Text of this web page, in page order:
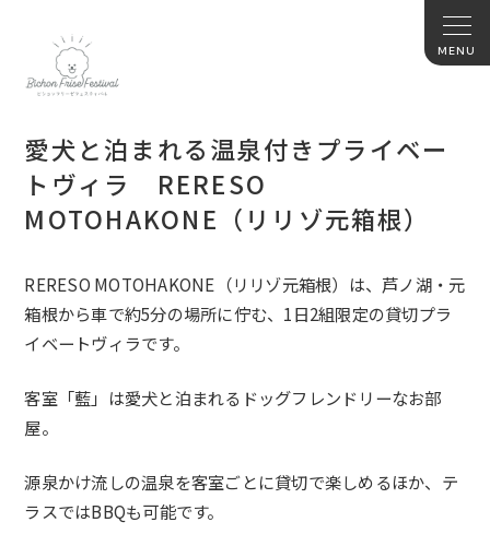
愛犬と泊まれる温泉付きプライベー
トヴィラ RERESO
MOTOHAKONE（リリゾ元箱根）
RERESO MOTOHAKONE（リリゾ元箱根）は、芦ノ湖・ 元
箱根から車で約5分の場所に佇む、 1日2組限定の貸切プラ
イベートヴィラです。
客室「藍」は愛犬と泊まれるドッグフレンドリーなお部
屋。
源泉かけ流しの温泉を客室ごとに貸切で楽しめるほか、テ
ラスではBBQも可能です。